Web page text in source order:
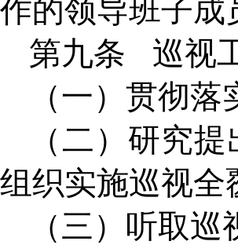
作的领导班子成
第九条
巡视
（一）贯彻
（二）研究
组织实施巡视全
（三）听取